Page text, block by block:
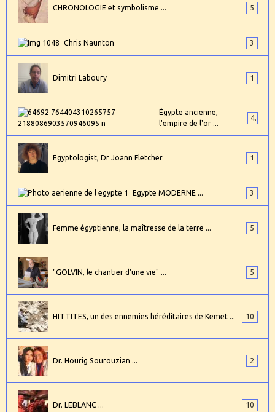
CHRONOLOGIE et symbolisme ... 5
Chris Naunton 3
Dimitri Laboury 1
Égypte ancienne,
l'empire de l'or ...
4
Egyptologist, Dr Joann Fletcher 1
Egypte MODERNE ... 3
Femme égyptienne, la maîtresse de la terre ... 5
"GOLVIN, le chantier d'une vie" ... 5
HITTITES, un des ennemies héréditaires de Kemet ... 10
Dr. Hourig Sourouzian ... 2
Dr. LEBLANC ... 10